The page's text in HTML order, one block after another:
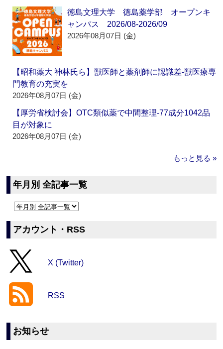
徳島文理大学 徳島薬学部 オープンキ
ャンパス 2026/08-2026/09
2026年08月07日 (金)
【昭和薬大 神林氏ら】獣医師と薬剤師に認識差‐獣医療専
門教育の充実を
2026年08月07日 (金)
【厚労省検討会】OTC類似薬で中間整理‐77成分1042品
目が対象に
2026年08月07日 (金)
もっと見る »
年月別 全記事一覧
アカウント・RSS
X (Twitter)
RSS
お知らせ